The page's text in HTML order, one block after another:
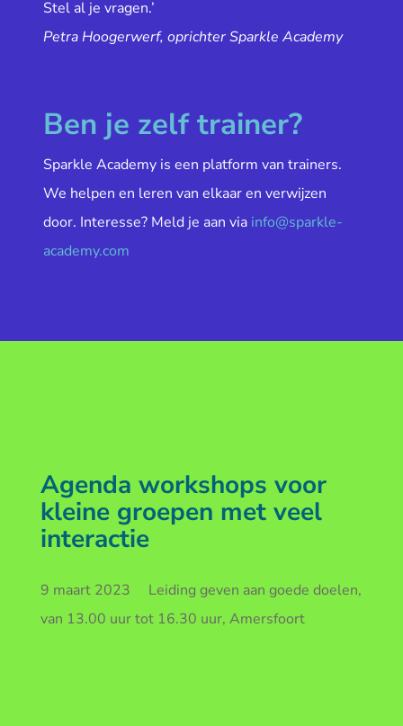
Stel al je vragen.’
Petra Hoogerwerf, oprichter Sparkle Academy
Ben je zelf trainer?
Sparkle Academy is een platform van trainers.
We helpen en leren van elkaar en verwijzen
door. Interesse? Meld je aan via info@sparkle-
academy.com
Agenda workshops voor
kleine groepen met veel
interactie
9 maart 2023 Leiding geven aan goede doelen,
van 13.00 uur tot 16.30 uur, Amersfoort